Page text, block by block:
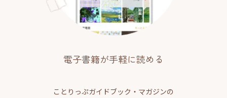
電子書籍が手軽に読める
ことりっぷガイドブック・マガジンの